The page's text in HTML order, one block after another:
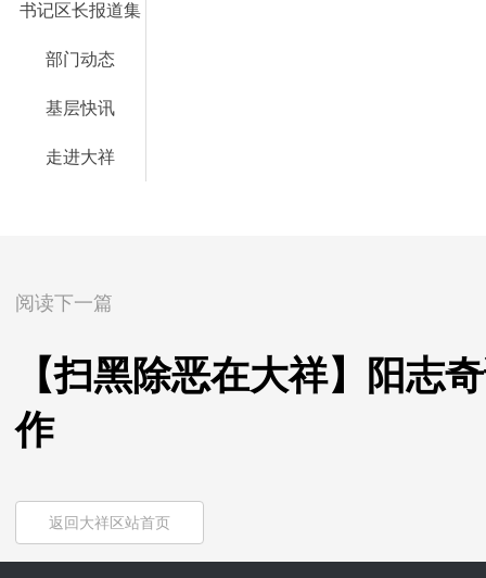
书记区长报道集
部门动态
基层快讯
走进大祥
阅读下一篇
【扫黑除恶在大祥】阳志
作
返回大祥区站首页